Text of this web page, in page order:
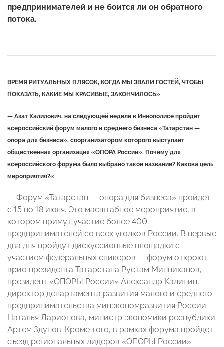
предпринимателей и не боится ли он обратного
потока.
ВРЕМЯ РИТУАЛЬНЫХ ПЛЯСОК, КОГДА МЫ ЗВАЛИ ГОСТЕЙ, ЧТОБЫ
ПОКАЗАТЬ, КАКИЕ МЫ КРАСИВЫЕ, ЗАКОНЧИЛОСЬ»
— Азат Халилович, на следующей неделе в Иннополисе пройдет
всероссийский форум малого и среднего бизнеса «Татарстан —
опора для бизнеса», соорганизатором которого выступает
общественная организация «ОПОРА России». Почему для
всероссийского форума было выбрано такое название? Какова цель
мероприятия?«
— Форум «Татарстан — опора для бизнеса» пройдет
с 15 по 18 июля. Это масштабное мероприятие, в
котором примут участие более 400
предпринимателей со всех уголков России. В первые
два дня пройдут дискуссионные площадки с
участием федеральных спикеров — форум откроют
врио президента Татарстана Рустам Минниханов,
президент «ОПОРЫ России» Александр Калинин,
директор департамента развития малого и среднего
предпринимательства минэкономразвития России
Наталья Ларионова, министр экономики республики
Артем Здунов. Кроме того, в рамках форума пройдет
съезд региональных лидеров «ОПОРЫ России».